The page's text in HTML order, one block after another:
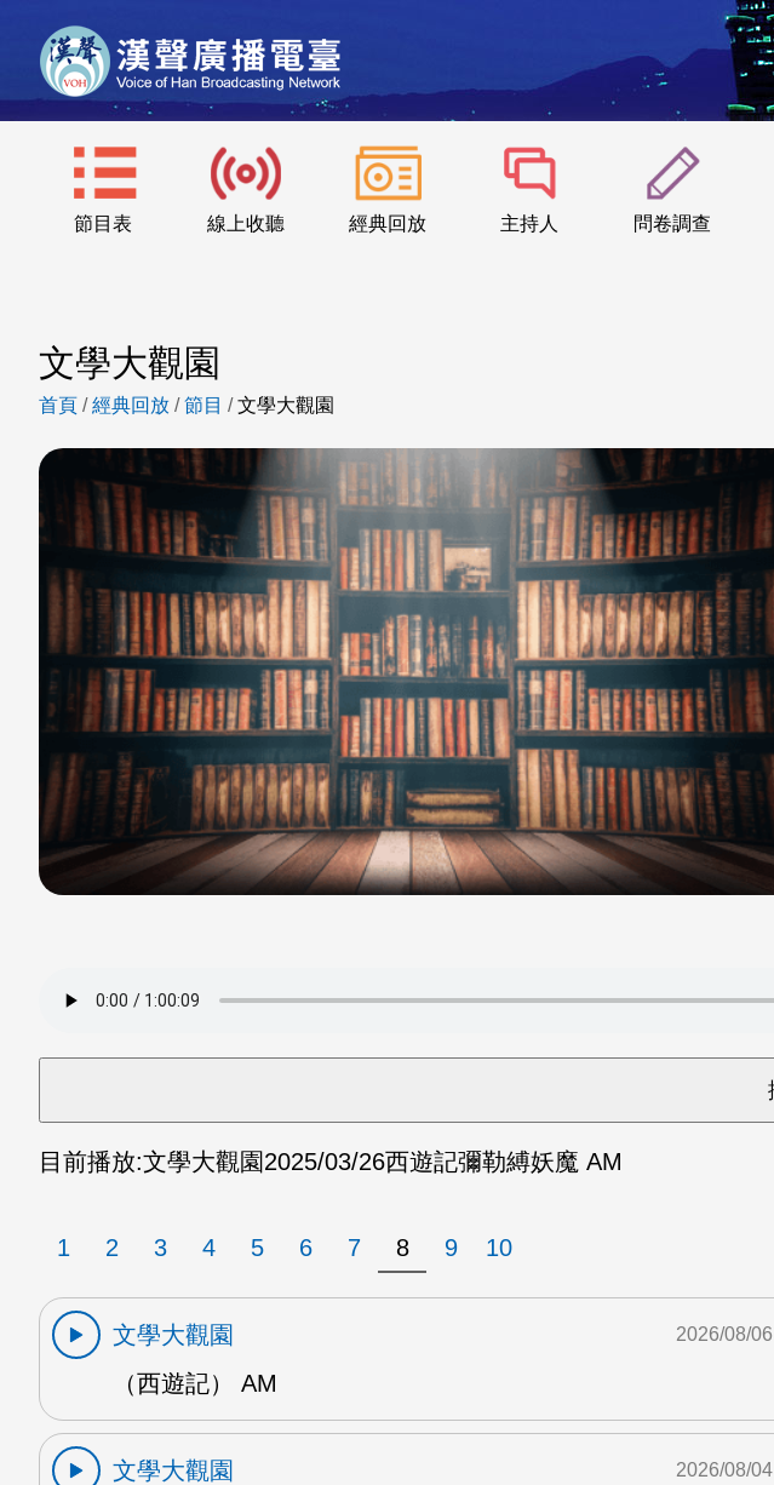
節目表 線上收聽 經典回放 主持人 問卷調查
文學大觀園
首頁 /經典回放 /節目 /文學大觀園
目前播放:文學大觀園2025/03/26西遊記彌勒縛妖魔 AM
1 2 3 4 5 6 7 8 9 10
文學大觀園
（西遊記） AM
2026/08/06
文學大觀園
2026/08/04